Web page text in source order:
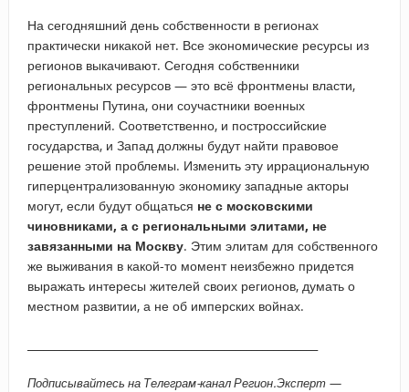
На сегодняшний день собственности в регионах
практически никакой нет. Все экономические ресурсы из
регионов выкачивают. Сегодня собственники
региональных ресурсов — это всё фронтмены власти,
фронтмены Путина, они соучастники военных
преступлений. Соответственно, и построссийские
государства, и Запад должны будут найти правовое
решение этой проблемы. Изменить эту иррациональную
гиперцентрализованную экономику западные акторы
могут, если будут общаться не с московскими
чиновниками, а с региональными элитами, не
завязанными на Москву. Этим элитам для собственного
же выживания в какой-то момент неизбежно придется
выражать интересы жителей своих регионов, думать о
местном развитии, а не об имперских войнах.
Подписывайтесь на Телеграм-канал Регион.Эксперт —